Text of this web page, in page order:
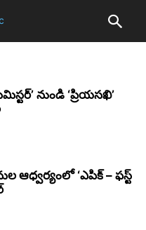
నుండి ‘ప్రియసఖి’
ఆధ్వర్యంలో ‘ఎపిక్ – ఫస్ట్